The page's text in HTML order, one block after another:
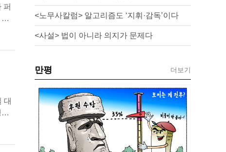
퍼
대
<노무사칼럼> 알고리즘도 ‘지휘·감독’이다
<사설> 법이 아니라 의지가 문제다
만평 더보기